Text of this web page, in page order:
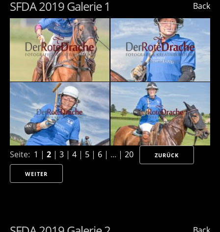
Back
SFDA 2019 Galerie 1
Seite: 1 | 2 | 3 | 4 | 5 | 6 | ... | 20 ZURÜCK
WEITER